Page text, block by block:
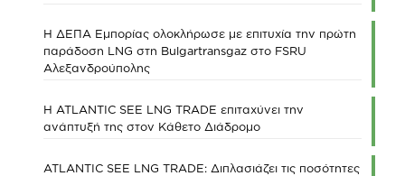
Η ΔΕΠΑ Εμπορίας ολοκλήρωσε με επιτυχία την πρώτη
παράδοση LNG στη Bulgartransgaz στο FSRU
Αλεξανδρούπολης
Η ATLANTIC SEE LNG TRADE επιταχύνει την
ανάπτυξή της στον Κάθετο Διάδρομο
ATLANTIC SEE LNG TRADE: Διπλασιάζει τις ποσότητες